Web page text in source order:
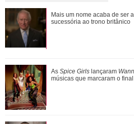
Michelle Yeoh, Ke Huy
quem são os famosos que
Jojo Todynho faz novo
pernas: Muito realizada
Mais um nome acaba de ser
sucessória ao trono britânico
As Spice Girls lançaram
músicas que marcaram o